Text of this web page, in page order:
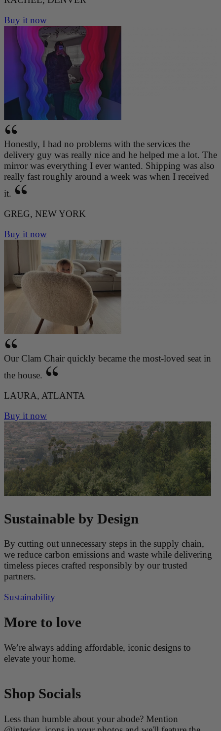
Buy it now
Honestly, I had no problems with the services the
delivery guy was really nice and he helped me a lot. The
mirror was everything I ever wanted. Shipping was also
really fast roughly around a week was when I received
it.
GREG, NEW YORK
Buy it now
qmqbu6evw 2026-08-08 qmqbu6evw 2026-08-08 qmqbu6evw 2026-08-08 qmqbu6evw 2026-08-08 qmqbu
6evw 2026-08-08 qmqbu6evw 2026-08-08 qmqbu6evw 2026-08-08 qmqbu6evw 2026-08-08 qmqbu6evw
2026-08-08 qmqbu6evw 2026-08-08 qmqbu6evw 2026-08-08 qmqbu6evw 2026-08-08 qmqbu6evw 2026-0
8-08 qmqbu6evw 2026-08-08 qmqbu6evw 2026-08-08 qmqbu6evw 2026-08-08 qmqbu6evw 2026-08-08 q
mqbu6evw 2026-08-08 qmqbu6evw 2026-08-08 qmqbu6evw 2026-08-08 qmqbu6evw 2026-08-08 qmqbu6
evw 2026-08-08 qmqbu6evw 2026-08-08 qmqbu6evw 2026-08-08 qmqbu6evw 2026-08-08 qmqbu6evw 2
026-08-08 qmqbu6evw 2026-08-08 qmqbu6evw 2026-08-08 qmqbu6evw 2026-08-08 qmqbu6evw 2026-08
-08 qmqbu6evw 2026-08-08 qmqbu6evw 2026-08-08 qmqbu6evw 2026-08-08 qmqbu6evw 2026-08-08 q
mqbu6evw 2026-08-08 qmqbu6evw 2026-08-08 qmqbu6evw 2026-08-08 qmqbu6evw 2026-08-08 qmqbu6
evw 2026-08-08 qmqbu6evw 2026-08-08 qmqbu6evw 2026-08-08 qmqbu6evw 2026-08-08 qmqbu6evw 2
026-08-08 qmqbu6evw 2026-08-08 qmqbu6evw 2026-08-08 qmqbu6evw 2026-08-08 qmqbu6evw 2026-08
-08 qmqbu6evw 2026-08-08 qmqbu6evw 2026-08-08 qmqbu6evw 2026-08-08
Our Clam Chair quickly became the most-loved seat in
the house.
LAURA, ATLANTA
Buy it now
qmqbu6evw 2026-08-08 qmqbu6evw 2026-08-08 qmqbu6evw 2026-08-08 qmqbu6evw 2026-08-08 qmqbu
6evw 2026-08-08 qmqbu6evw 2026-08-08 qmqbu6evw 2026-08-08 qmqbu6evw 2026-08-08 qmqbu6evw
2026-08-08 qmqbu6evw 2026-08-08 qmqbu6evw 2026-08-08 qmqbu6evw 2026-08-08 qmqbu6evw 2026-0
8-08 qmqbu6evw 2026-08-08 qmqbu6evw 2026-08-08 qmqbu6evw 2026-08-08 qmqbu6evw 2026-08-08 q
mqbu6evw 2026-08-08 qmqbu6evw 2026-08-08 qmqbu6evw 2026-08-08 qmqbu6evw 2026-08-08 qmqbu6
evw 2026-08-08 qmqbu6evw 2026-08-08 qmqbu6evw 2026-08-08 qmqbu6evw 2026-08-08 qmqbu6evw 2
026-08-08 qmqbu6evw 2026-08-08 qmqbu6evw 2026-08-08 qmqbu6evw 2026-08-08 qmqbu6evw 2026-08
-08 qmqbu6evw 2026-08-08 qmqbu6evw 2026-08-08 qmqbu6evw 2026-08-08 qmqbu6evw 2026-08-08 q
mqbu6evw 2026-08-08 qmqbu6evw 2026-08-08 qmqbu6evw 2026-08-08 qmqbu6evw 2026-08-08 qmqbu6
evw 2026-08-08 qmqbu6evw 2026-08-08 qmqbu6evw 2026-08-08 qmqbu6evw 2026-08-08 qmqbu6evw 2
026-08-08 qmqbu6evw 2026-08-08 qmqbu6evw 2026-08-08 qmqbu6evw 2026-08-08 qmqbu6evw 2026-08
-08 qmqbu6evw 2026-08-08 qmqbu6evw 2026-08-08 qmqbu6evw 2026-08-08
Sustainable by Design
By cutting out unnecessary steps in the supply chain,
we reduce carbon emissions and waste while delivering
timeless pieces crafted responsibly by our trusted
partners.
Sustainability
qmqbu6evw 2026-08-08 qmqbu6evw 2026-08-08 qmqbu6evw 2026-08-08 qmqbu6evw 2026-08-08 qmqbu
6evw 2026-08-08 qmqbu6evw 2026-08-08 qmqbu6evw 2026-08-08 qmqbu6evw 2026-08-08 qmqbu6evw
2026-08-08 qmqbu6evw 2026-08-08 qmqbu6evw 2026-08-08 qmqbu6evw 2026-08-08 qmqbu6evw 2026-0
8-08 qmqbu6evw 2026-08-08 qmqbu6evw 2026-08-08 qmqbu6evw 2026-08-08 qmqbu6evw 2026-08-08 q
mqbu6evw 2026-08-08 qmqbu6evw 2026-08-08 qmqbu6evw 2026-08-08 qmqbu6evw 2026-08-08 qmqbu6
evw 2026-08-08 qmqbu6evw 2026-08-08 qmqbu6evw 2026-08-08 qmqbu6evw 2026-08-08 qmqbu6evw 2
026-08-08 qmqbu6evw 2026-08-08 qmqbu6evw 2026-08-08 qmqbu6evw 2026-08-08 qmqbu6evw 2026-08
-08 qmqbu6evw 2026-08-08 qmqbu6evw 2026-08-08 qmqbu6evw 2026-08-08 qmqbu6evw 2026-08-08 q
mqbu6evw 2026-08-08 qmqbu6evw 2026-08-08 qmqbu6evw 2026-08-08 qmqbu6evw 2026-08-08 qmqbu6
evw 2026-08-08 qmqbu6evw 2026-08-08 qmqbu6evw 2026-08-08 qmqbu6evw 2026-08-08 qmqbu6evw 2
026-08-08 qmqbu6evw 2026-08-08 qmqbu6evw 2026-08-08 qmqbu6evw 2026-08-08 qmqbu6evw 2026-08
-08 qmqbu6evw 2026-08-08 qmqbu6evw 2026-08-08 qmqbu6evw 2026-08-08
More to love
We’re always adding affordable, iconic designs to
elevate your home.
Shop Socials
Less than humble about your abode? Mention